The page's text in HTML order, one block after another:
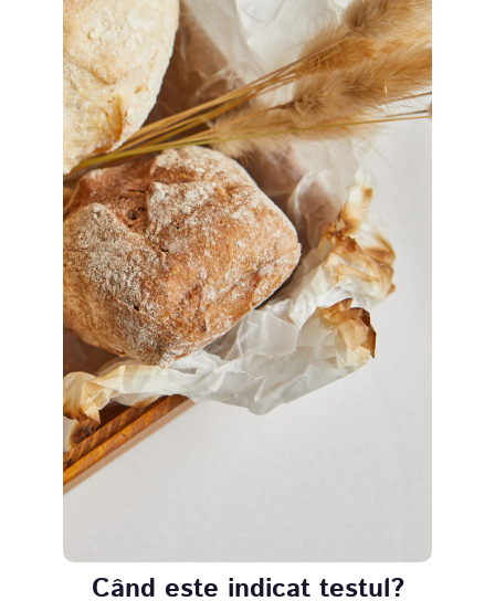
Când este indicat testul?